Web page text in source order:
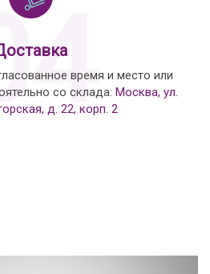
время и место или
со склада: Москва, ул.
д. 22, корп. 2